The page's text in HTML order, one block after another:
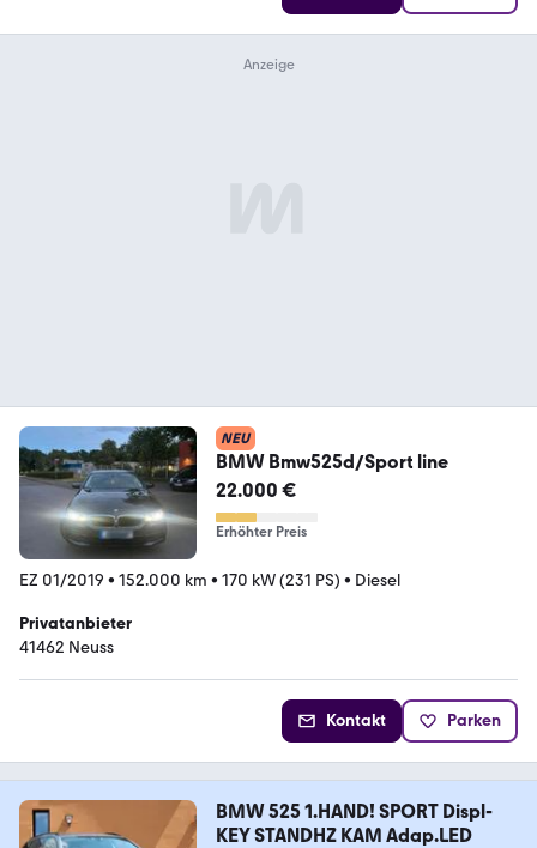
NEU
BMW Bmw525d/Sport line
22.000 €
Erhöhter Preis
EZ 01/2019 • 152.000 km • 170 kW (231 PS) • Diesel
Privatanbieter
41462 Neuss
Kontakt Parken
BMW 525 1.HAND! SPORT Displ-
KEY STANDHZ KAM Adap.LED